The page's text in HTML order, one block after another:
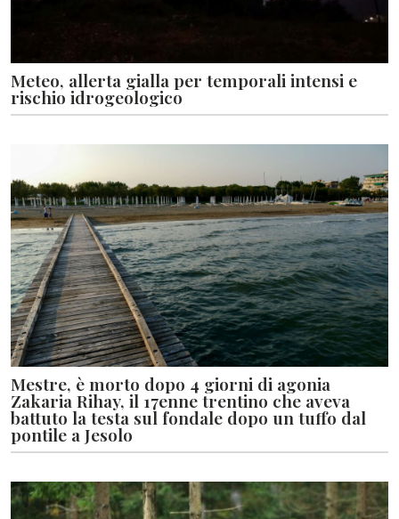
Meteo, allerta gialla per temporali intensi e
rischio idrogeologico
Mestre, è morto dopo 4 giorni di agonia
Zakaria Rihay, il 17enne trentino che aveva
battuto la testa sul fondale dopo un tuffo dal
pontile a Jesolo